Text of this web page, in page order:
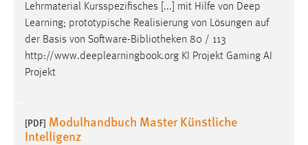
Lehrmaterial Kursspezifisches [...] mit Hilfe von Deep
Learning; prototypische Realisierung von Lösungen auf
der Basis von Software-Bibliotheken 80 / 113
http://www.deeplearningbook.org KI Projekt Gaming AI
Projekt
[PDF] Modulhandbuch Master Künstliche
Intelligenz